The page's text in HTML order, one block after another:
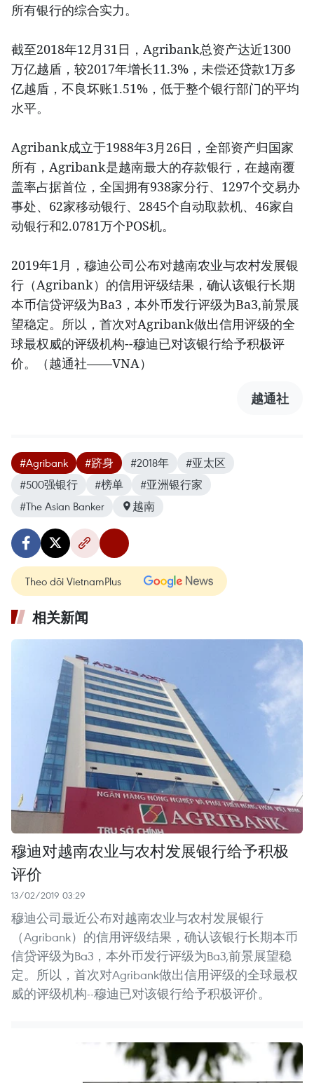
所有银行的综合实力。
截至2018年12月31日，Agribank总资产达近1300
万亿越盾，较2017年增长11.3%，未偿还贷款1万多
亿越盾，不良坏账1.51%，低于整个银行部门的平均
水平。
Agribank成立于1988年3月26日，全部资产归国家
所有，Agribank是越南最大的存款银行，在越南覆
盖率占据首位，全国拥有938家分行、1297个交易办
事处、62家移动银行、2845个自动取款机、46家自
动银行和2.0781万个POS机。
2019年1月，穆迪公司公布对越南农业与农村发展银
行（Agribank）的信用评级结果，确认该银行长期
本币信贷评级为Ba3，本外币发行评级为Ba3,前景展
望稳定。所以，首次对Agribank做出信用评级的全
球最权威的评级机构--穆迪已对该银行给予积极评
价。（越通社——VNA）
越通社
#Agribank #跻身 #2018年
#亚太区
#500强银行
#榜单
#亚洲银行家
#The Asian Banker
越南
Theo dõi VietnamPlus
相关新闻
穆迪对越南农业与农村发展银行给予积极
评价
13/02/2019 03:29
穆迪公司最近公布对越南农业与农村发展银行
（Agribank）的信用评级结果，确认该银行长期本币
信贷评级为Ba3，本外币发行评级为Ba3,前景展望稳
定。所以，首次对Agribank做出信用评级的全球最权
威的评级机构--穆迪已对该银行给予积极评价。